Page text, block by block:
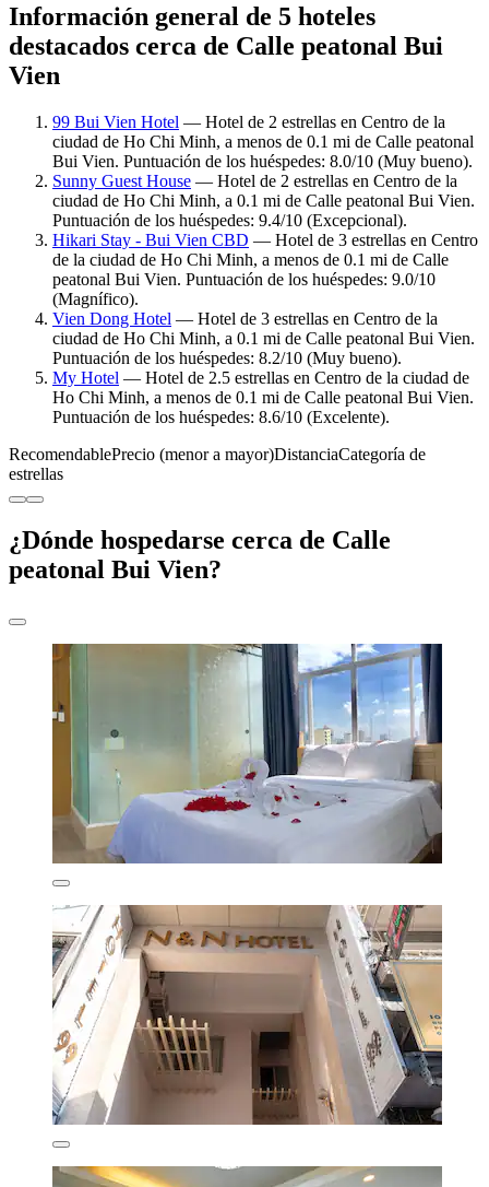
Información general de 5 hoteles
destacados cerca de Calle peatonal Bui
Vien
99 Bui Vien Hotel — Hotel de 2 estrellas en Centro de la
ciudad de Ho Chi Minh, a menos de 0.1 mi de Calle peatonal
Bui Vien. Puntuación de los huéspedes: 8.0/10 (Muy bueno).
Sunny Guest House — Hotel de 2 estrellas en Centro de la
ciudad de Ho Chi Minh, a 0.1 mi de Calle peatonal Bui Vien.
Puntuación de los huéspedes: 9.4/10 (Excepcional).
Hikari Stay - Bui Vien CBD — Hotel de 3 estrellas en Centro
de la ciudad de Ho Chi Minh, a menos de 0.1 mi de Calle
peatonal Bui Vien. Puntuación de los huéspedes: 9.0/10
(Magnífico).
Vien Dong Hotel — Hotel de 3 estrellas en Centro de la
ciudad de Ho Chi Minh, a 0.1 mi de Calle peatonal Bui Vien.
Puntuación de los huéspedes: 8.2/10 (Muy bueno).
My Hotel — Hotel de 2.5 estrellas en Centro de la ciudad de
Ho Chi Minh, a menos de 0.1 mi de Calle peatonal Bui Vien.
Puntuación de los huéspedes: 8.6/10 (Excelente).
RecomendablePrecio (menor a mayor)DistanciaCategoría de
estrellas
¿Dónde hospedarse cerca de Calle
peatonal Bui Vien?